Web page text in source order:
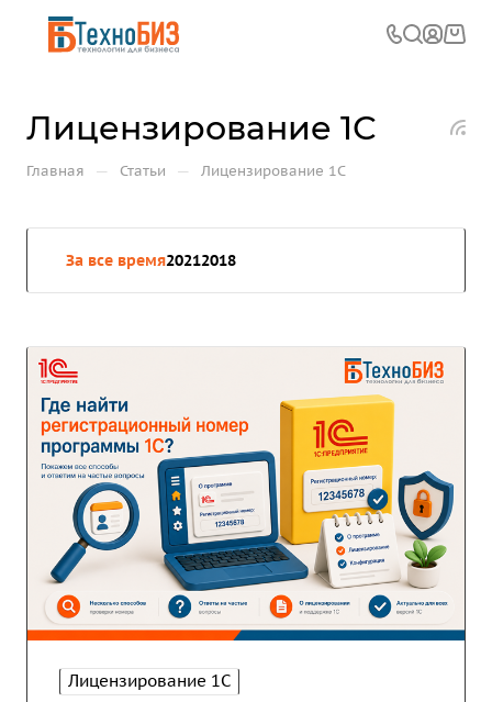
Лицензирование 1С
Главная — Статьи — Лицензирование 1С
За все время20212018
Лицензирование 1С